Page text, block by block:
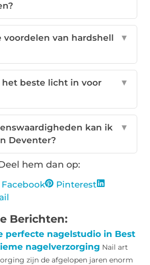
voordelen van hardshell
▼
het beste licht in voor
▼
kan ik
Deventer?
▼
hem dan op:
Facebook
Pinterest
Berichten:
perfecte nagelstudio in Best
nagelverzorging Nail art
zijn de afgelopen jaren enorm